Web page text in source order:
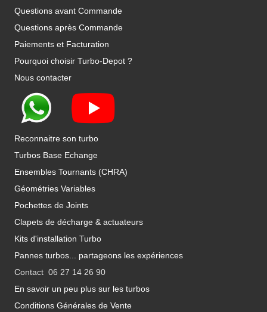
Questions avant Commande
Questions après Commande
Paiements et Facturation
Pourquoi choisir Turbo-Depot ?
Nous contacter
Reconnaitre son turbo
Turbos Base Echange
Ensembles Tournants (CHRA)
Géométries Variables
Pochettes de Joints
Clapets de décharge & actuateurs
Kits d'installation Turbo
Pannes turbos... partageons les expériences
Contact 06 27 14 26 90
En savoir un peu plus sur les turbos
Conditions Générales de Vente